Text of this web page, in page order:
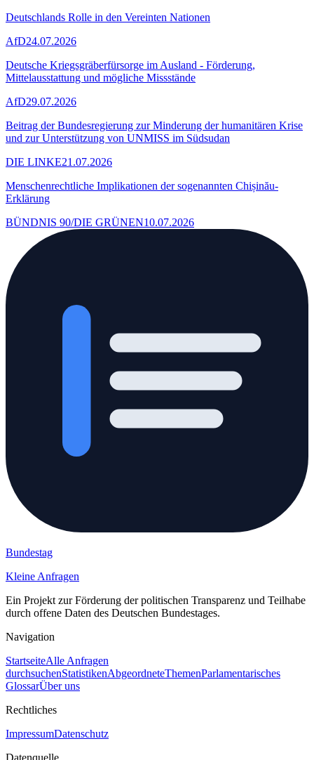
Deutschlands Rolle in den Vereinten Nationen
AfD24.07.2026
Deutsche Kriegsgräberfürsorge im Ausland - Förderung,
Mittelausstattung und mögliche Missstände
AfD29.07.2026
Beitrag der Bundesregierung zur Minderung der humanitären Krise
und zur Unterstützung von UNMISS im Südsudan
DIE LINKE21.07.2026
Menschenrechtliche Implikationen der sogenannten Chișinău-
Erklärung
BÜNDNIS 90/DIE GRÜNEN10.07.2026
Bundestag
Kleine Anfragen
Ein Projekt zur Förderung der politischen Transparenz und Teilhabe
durch offene Daten des Deutschen Bundestages.
Navigation
StartseiteAlle Anfragen
durchsuchenStatistikenAbgeordneteThemenParlamentarisches
GlossarÜber uns
Rechtliches
ImpressumDatenschutz